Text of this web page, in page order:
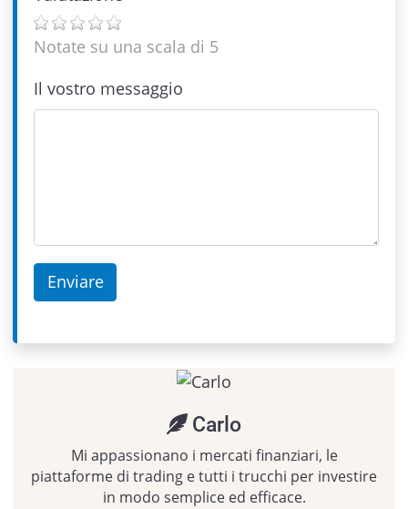
Notate su una scala di 5
Il vostro messaggio
Carlo
Mi appassionano i mercati finanziari, le
piattaforme di trading e tutti i trucchi per investire
in modo semplice ed efficace.